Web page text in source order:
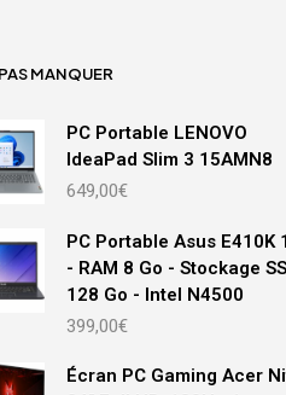
MANQUER
PC Portable LENOVO
IdeaPad Slim 3 15AMN8
649,00€
PC Portable Asus E410K
- RAM 8 Go - Stockage
128 Go - Intel N4500
399,00€
Écran PC Gaming Acer